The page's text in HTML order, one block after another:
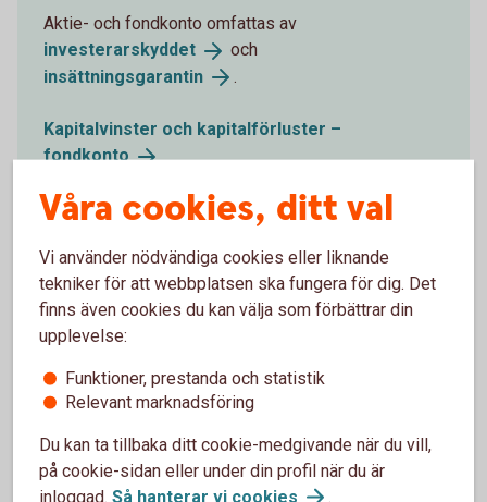
Aktie- och fondkonto omfattas av
investerarskyddet
och
insättningsgarantin
.
Kapitalvinster och kapitalförluster –
fondkonto
Vad gäller för deklarationen?
Du behöver inte deklarera de vinster eller förluster du
som ligger till grund för hur mycket skatt du ska
betala, är förifylld i din deklaration.
Våra cookies, ditt val
Vi använder nödvändiga cookies eller liknande
tekniker för att webbplatsen ska fungera för dig. Det
finns även cookies du kan välja som förbättrar din
upplevelse:
Funktioner, prestanda och statistik
Relevant marknadsföring
Du kan ta tillbaka ditt cookie-medgivande när du vill,
på cookie-sidan eller under din profil när du är
inloggad. Så hanterar vi cookies .